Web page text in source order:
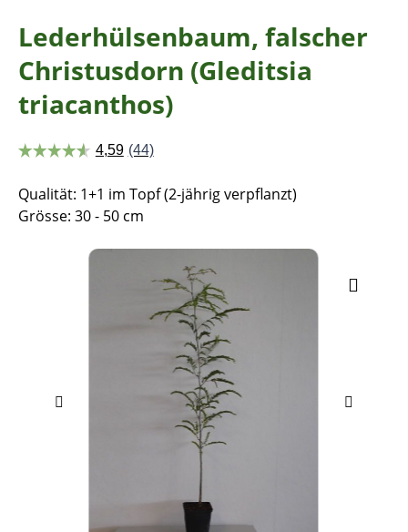
Lederhülsenbaum, falscher
Christusdorn (Gleditsia
triacanthos)
Qualität: 1+1 im Topf (2-jährig verpflanzt)
Grösse: 30 - 50 cm